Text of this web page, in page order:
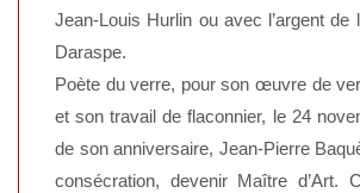
Jean-Louis Hurlin ou avec l’argent de
Daraspe.
Poète du verre, pour son œuvre de
et son travail de flaconnier, le 24
de son anniversaire, Jean-Pierre
consécration, devenir Maître d’Art.